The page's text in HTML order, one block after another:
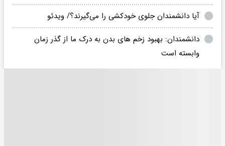
آیا دانشمندان جلوی خودکشی را می‌گیرند؟/ ویدئو
دانشمندان: بهبود زخم های بدن به درک ما از گذر زمان
وابسته است